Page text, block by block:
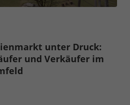
unter Druck:
und Verkäufer im